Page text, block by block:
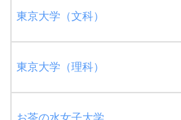
東京大学（文科）
東京大学（理科）
お茶の水女子大学